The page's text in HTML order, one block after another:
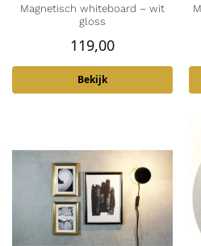
Magnetisch whiteboard – wit
gloss
119,00
Bekijk